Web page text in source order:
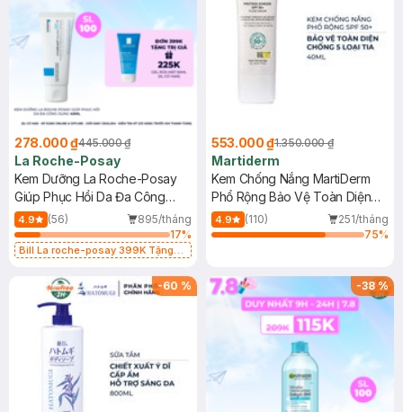
278.000 ₫445.000 ₫
La Roche-Posay
Kem Dưỡng La Roche-Posay
Giúp Phục Hồi Da Đa Công
Dụng 40ml
4.9 (56)
895/tháng
17%
Bill La roche-posay 399K Tặng
(SL có hạn)
553.000 ₫1.350.000 ₫
Martiderm
Kem Chống Nắng MartiDerm
Phổ Rộng Bảo Vệ Toàn Diện
40ml
4.9 (110)
251/tháng
75%
-60 % -38%